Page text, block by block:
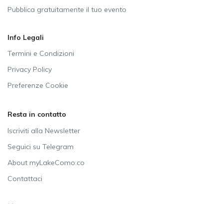
Pubblica gratuitamente il tuo evento
Info Legali
Termini e Condizioni
Privacy Policy
Preferenze Cookie
Resta in contatto
Iscriviti alla Newsletter
Seguici su Telegram
About myLakeComo.co
Contattaci